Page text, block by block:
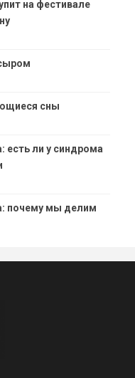
на фестивале
сны
есть ли у синдрома
почему мы делим